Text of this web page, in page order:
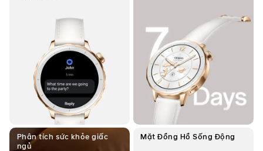
Phân tích sức khỏe giấc
ngủ
Mặt Đồng HồSống Động